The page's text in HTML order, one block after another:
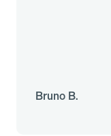
Bruno B.